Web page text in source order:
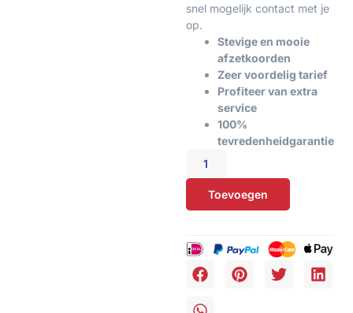
snel mogelijk contact met je
op.
Stevige en mooie
afzetkoorden
Zeer voordelig tarief
Profiteer van extra
service
100%
tevredenheidgarantie
Toevoegen